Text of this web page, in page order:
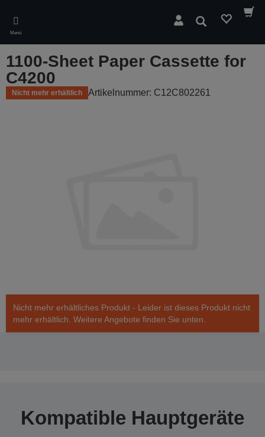
main
content
Menü
Suchen
1100-Sheet Paper Cassette for
C4200
Nicht mehr erhältlich Artikelnummer: C12C802261
Nicht mehr erhältliches Produkt - Leider ist dieses Produkt nicht
mehr erhältlich. Weitere Angebote finden Sie unten.
Kompatible Hauptgeräte